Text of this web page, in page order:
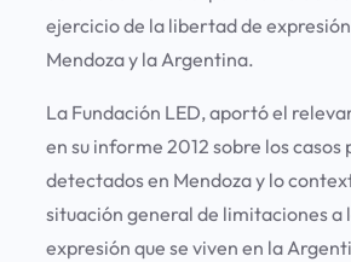
ejercicio de la libertad de
Mendoza y la Argentina.
La Fundación LED, aportó el
en su informe 2012 sobre los casos
detectados en Mendoza y lo
situación general de limitaciones a
expresión que se viven en la